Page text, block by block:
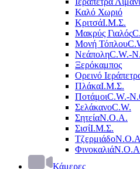
Καλό Χωριό
ΚριτσάΙ.Μ.Σ.
Μακρύς Γιαλός
Μονή Τόπλου
ΝεάποληC.W.-
Ξερόκαμπος
Ορεινό
ΠλάκαΙ.Μ.Σ.
ΠοτάμοιC.W.-
ΣελάκανοC.W.
ΣητείαΝ.Ο.Α.
ΣισίΙ.Μ.Σ.
Τζερμιάδο
Φινοκαλιά
Κάμερες